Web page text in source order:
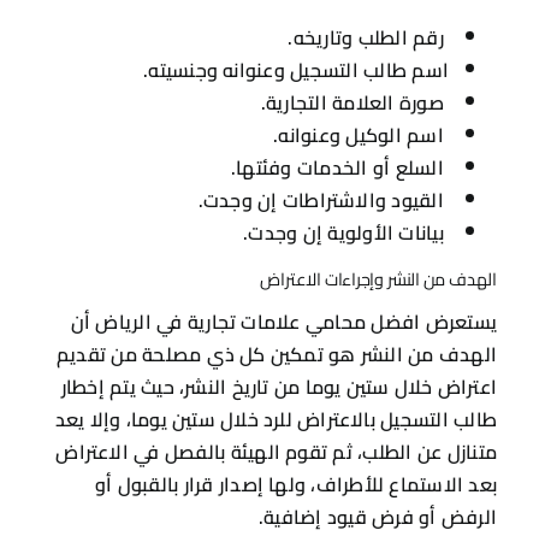
رقم الطلب وتاريخه.
اسم طالب التسجيل وعنوانه وجنسيته.
صورة العلامة التجارية.
اسم الوكيل وعنوانه.
السلع أو الخدمات وفئتها.
القيود والاشتراطات إن وجدت.
بيانات الأولوية إن وجدت.
الهدف من النشر وإجراءات الاعتراض
يستعرض افضل محامي علامات تجارية في الرياض أن
الهدف من النشر هو تمكين كل ذي مصلحة من تقديم
اعتراض خلال ستين يوما من تاريخ النشر، حيث يتم إخطار
طالب التسجيل بالاعتراض للرد خلال ستين يوما، وإلا يعد
متنازل عن الطلب، ثم تقوم الهيئة بالفصل في الاعتراض
بعد الاستماع للأطراف، ولها إصدار قرار بالقبول أو
الرفض أو فرض قيود إضافية.